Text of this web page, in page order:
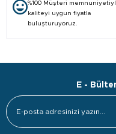
%100 Müşteri
kaliteyi uygun fiyatla
buluşturuyoruz.
E -